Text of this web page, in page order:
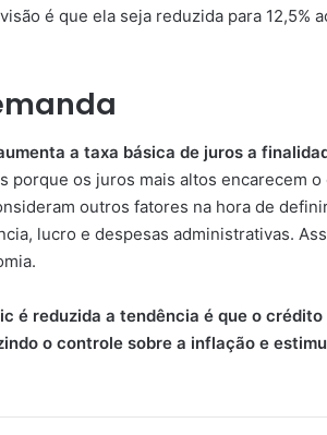
é que ela seja reduzida para 12,5%
a taxa básica de juros a
porque os juros mais altos encarecem
outros fatores na hora de
lucro e despesas administrativas.
é reduzida a tendência é que o
o controle sobre a inflação e